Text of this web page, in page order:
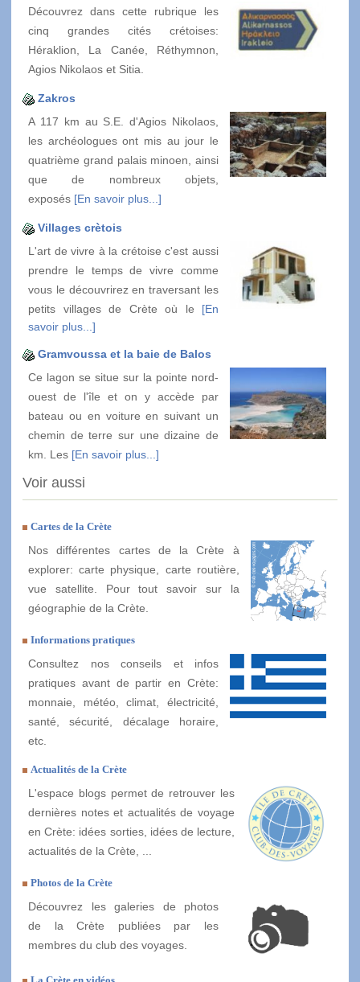
Découvrez dans cette rubrique les
cinq grandes cités crétoises:
Héraklion, La Canée, Réthymnon,
Agios Nikolaos et Sitia.
Zakros
A 117 km au S.E. d'Agios Nikolaos,
les archéologues ont mis au jour le
quatrième grand palais minoen, ainsi
que de nombreux objets,
exposés [En savoir plus...]
Villages crètois
L'art de vivre à la crétoise c'est aussi
prendre le temps de vivre comme
vous le découvrirez en traversant les
petits villages de Crète où le [En
savoir plus...]
Gramvoussa et la baie de Balos
Ce lagon se situe sur la pointe nord-
ouest de l'île et on y accède par
bateau ou en voiture en suivant un
chemin de terre sur une dizaine de
km. Les [En savoir plus...]
Voir aussi
Cartes de la Crète
Nos différentes cartes de la Crète à
explorer: carte physique, carte routière,
vue satellite. Pour tout savoir sur la
géographie de la Crète.
Informations pratiques
Consultez nos conseils et infos
pratiques avant de partir en Crète:
monnaie, météo, climat, électricité,
santé, sécurité, décalage horaire,
etc.
Actualités de la Crète
L'espace blogs permet de retrouver les
dernières notes et actualités de voyage
en Crète: idées sorties, idées de lecture,
actualités de la Crète, ...
Photos de la Crète
Découvrez les galeries de photos
de la Crète publiées par les
membres du club des voyages.